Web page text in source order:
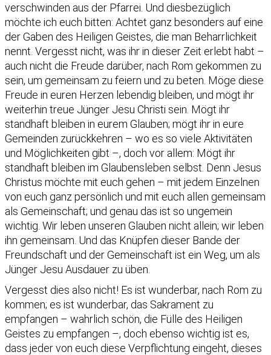
verschwinden aus der Pfarrei. Und diesbezüglich
möchte ich euch bitten: Achtet ganz besonders auf eine
der Gaben des Heiligen Geistes, die man Beharrlichkeit
nennt. Vergesst nicht, was ihr in dieser Zeit erlebt habt –
auch nicht die Freude darüber, nach Rom gekommen zu
sein, um gemeinsam zu feiern und zu beten. Möge diese
Freude in euren Herzen lebendig bleiben, und mögt ihr
weiterhin treue Jünger Jesu Christi sein. Mögt ihr
standhaft bleiben in eurem Glauben; mögt ihr in eure
Gemeinden zurückkehren – wo es so viele Aktivitäten
und Möglichkeiten gibt –, doch vor allem: Mögt ihr
standhaft bleiben im Glaubensleben selbst. Denn Jesus
Christus möchte mit euch gehen – mit jedem Einzelnen
von euch ganz persönlich und mit euch allen gemeinsam
als Gemeinschaft; und genau das ist so ungemein
wichtig. Wir leben unseren Glauben nicht allein; wir leben
ihn gemeinsam. Und das Knüpfen dieser Bande der
Freundschaft und der Gemeinschaft ist ein Weg, um als
Jünger Jesu Ausdauer zu üben.
Vergesst dies also nicht! Es ist wunderbar, nach Rom zu
kommen; es ist wunderbar, das Sakrament zu
empfangen – wahrlich schön, die Fülle des Heiligen
Geistes zu empfangen –, doch ebenso wichtig ist es,
dass jeder von euch diese Verpflichtung eingeht, dieses